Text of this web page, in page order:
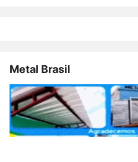
Metal Brasil